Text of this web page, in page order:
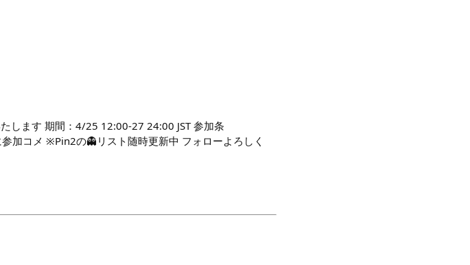
します 期間：4/25 12:00-27 24:00 JST 参加条
加コメ ※Pin2の👻リスト随時更新中 フォローよろしく